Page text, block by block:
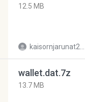
12.5 MB
wallet.dat.7z
13.7 MB